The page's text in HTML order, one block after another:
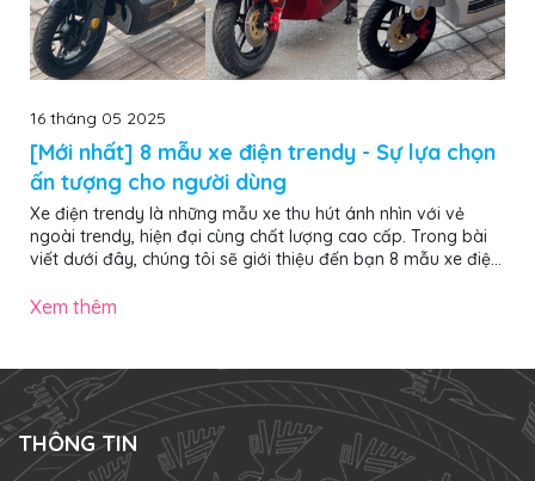
16 tháng 05 2025
[Mới nhất] 8 mẫu xe điện trendy - Sự lựa chọn
ấn tượng cho người dùng
Xe điện trendy là những mẫu xe thu hút ánh nhìn với vẻ
ngoài trendy, hiện đại cùng chất lượng cao cấp. Trong bài
viết dưới đây, chúng tôi sẽ giới thiệu đến bạn 8 mẫu xe điện
chọn được chiếc “chiến mã” ưng ý, nổi bật khi di chuyển trên
nhân 1. 4 mẫu xe đạp điện trendy ấn tượng nhất năm 2025
Dưới đây...
Xem thêm
THÔNG TIN